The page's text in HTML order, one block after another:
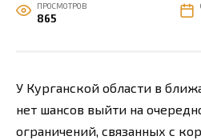
ПРОСМОТРОВ
865
У Курганской области в
нет шансов выйти на
ограничений, связанных с